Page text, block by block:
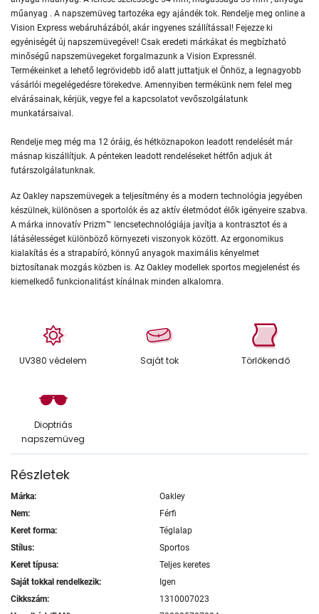
műanyag . A napszemüveg tartozéka egy ajándék tok. Rendelje meg online a
Vision Express webáruházából, akár ingyenes szállítással! Fejezze ki
egyéniségét új napszemüvegével! Csak eredeti márkákat és megbízható
minőségű napszemüvegeket forgalmazunk a Vision Expressnél.
Termékeinket a lehető legrövidebb idő alatt juttatjuk el Önhöz, a legnagyobb
vásárlói megelégedésre törekedve. Amennyiben termékünk nem felel meg
elvárásainak, kérjük, vegye fel a kapcsolatot vevőszolgálatunk
munkatársaival.
Rendelje meg még ma 12 óráig, és hétköznapokon leadott rendelését már
másnap kiszállítjuk. A pénteken leadott rendeléseket hétfőn adjuk át
futárszolgálatunknak.
Az Oakley napszemüvegek a teljesítmény és a modern technológia jegyében
készülnek, különösen a sportolók és az aktív életmódot élők igényeire szabva.
A márka innovatív Prizm™ lencsetechnológiája javítja a kontrasztot és a
látásélességet különböző környezeti viszonyok között. Az ergonomikus
kialakítás és a strapabíró, könnyű anyagok maximális kényelmet
biztosítanak mozgás közben is. Az Oakley modellek sportos megjelenést és
kiemelkedő funkcionalitást kínálnak minden alkalomra.
UV380 védelem Saját tok Törlőkendő
Dioptriás
napszemüveg
Részletek
Márka:
Oakley
Nem:
Férfi
Keret forma:
Téglalap
Stílus:
Sportos
Keret típusa:
Teljes keretes
Saját tokkal rendelkezik:
Igen
Cikkszám:
1310007023